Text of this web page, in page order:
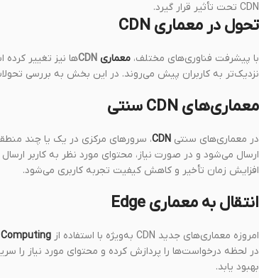
CDN تحت تأثیر قرار گیرد.
تحول در معماری CDN
با پیشرفت فناوری‌های مختلف، معماری ها نیز تغییر
نزدیک‌تر به کاربران پیش می‌روند. در این بخش به بررسی
معماری‌های CDN سنتی
در معماری‌های سنتی CDN، سرورهای مرکزی در یک یا چند
ارسال می‌شود و در صورت نیاز، محتوای مورد نظر به کاربر
افزایش زمان تأخیر و کاهش کیفیت تجربه کاربری می‌شود.
انتقال به معماری Edge
امروزه معماری‌های جدید CDN به‌ویژه با استفاده از
در لحظه درخواست‌ها را پردازش کرده و محتوای مورد نیاز
بهبود یابد.